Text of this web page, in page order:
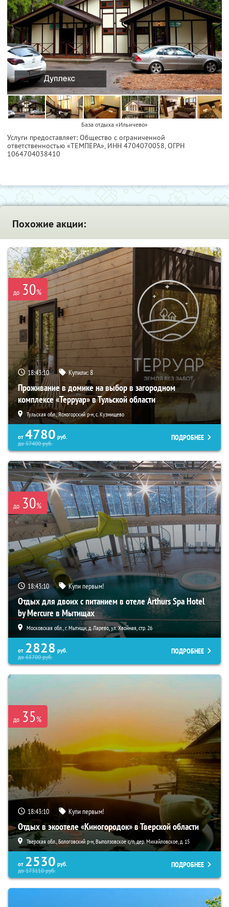
База отдыха «Ильичево»
Услуги предоставляет: Общество с ограниченной
ответственностью «ТЕМПЕРА», ИНН 4704070058, ОГРН
1064704038410
Похожие акции:
до 30%
18:43:09 Купили:8
Проживание в домике на выбор в загородном
комплексе «Терруар» в Тульской области
Тульская обл., Ясногорский р-н, с. Кузмищево
от 4780 руб.
до57400руб.
ПОДРОБНЕЕ
до 30%
18:43:09 Купи первым!
Отдых для двоих с питанием в отеле Arthurs Spa Hotel
by Mercure в Мытищах
Московская обл., г. Мытищи, д. Ларево, ул. Хвойная, стр. 26
от 2828 руб.
до65700руб.
ПОДРОБНЕЕ
до 35%
18:43:09 Купи первым!
Отдых в экоотеле «Киногородок» в Тверской области
Тверская обл., Бологовский р-н, Выползовское с/п, дер. Михайловское, д. 15
от 2530 руб.
до173110руб.
ПОДРОБНЕЕ